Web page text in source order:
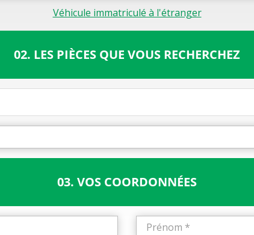
Véhicule immatriculé à l'étranger
02. LES PIÈCES QUE VOUS RECHERCHEZ
03. VOS COORDONNÉES